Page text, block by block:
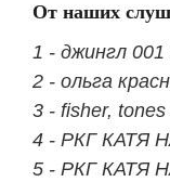
От наших
1 - джингл
2 - ольга
3 - fisher,
4 - РКГ КАТЯ
5 - РКГ КАТЯ